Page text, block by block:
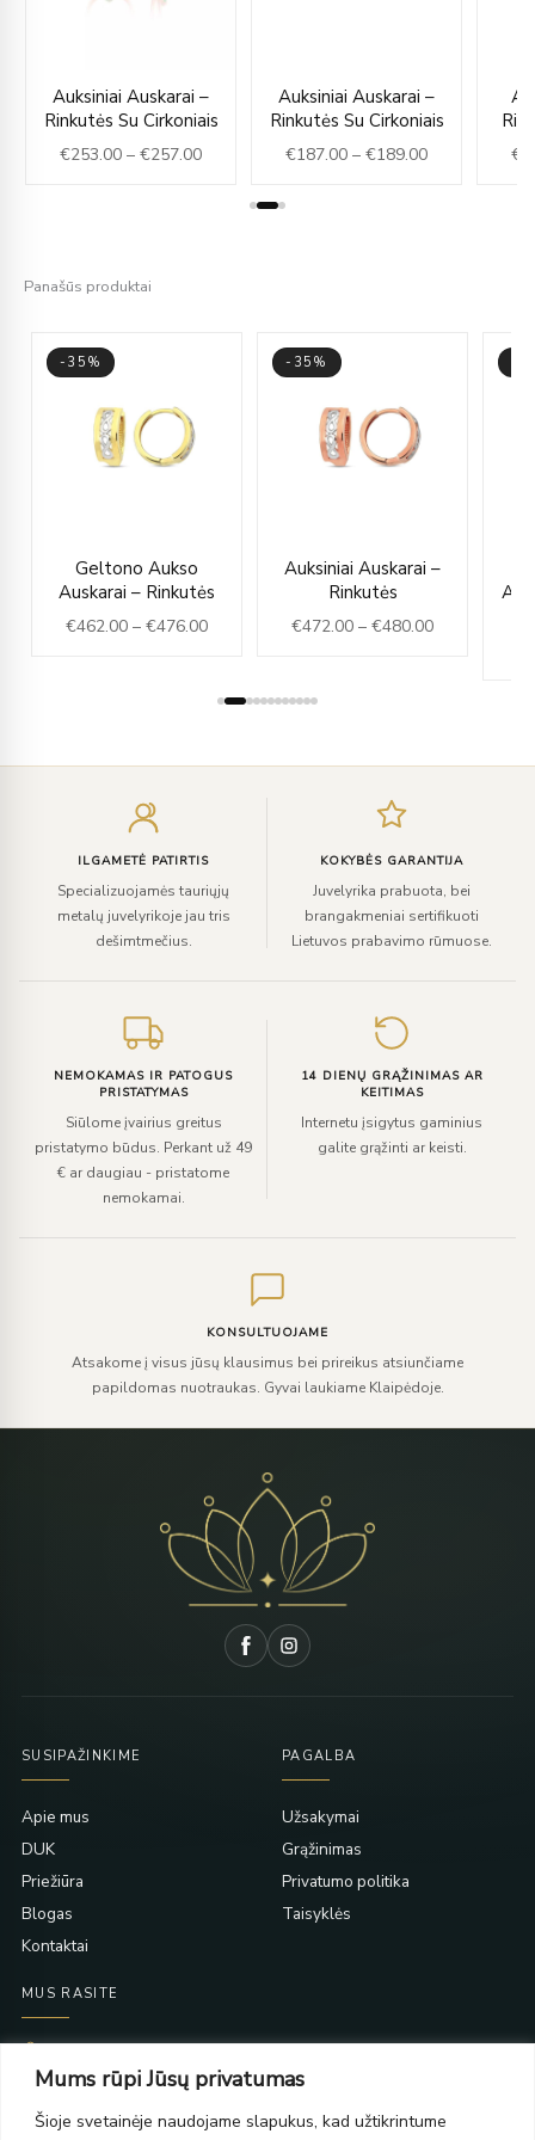
Mums rūpi Jūsų privatumas
Šioje svetainėje naudojame slapukus, kad užtikrintume
Auksiniai Auskarai –
Rinkutės Su Cirkoniais
€253.00 – €257.00
range:
€253.00
through
Auksiniai Auskarai –
Rinkutės Su Cirkoniais
€187.00 – €189.00
range:
€187.00
through
€
Panašūs produktai
-35%
Geltono Aukso
Auskarai – Rinkutės
€462.00 – €476.00
€462.00
through
-35%
Auksiniai Auskarai –
Rinkutės
€472.00 – €480.00
range:
through
ILGAMETĖ PATIRTIS
Specializuojamės tauriųjų
metalų juvelyrikoje jau tris
dešimtmečius.
KOKYBĖS GARANTIJA
Juvelyrika prabuota, bei
brangakmeniai sertifikuoti
Lietuvos prabavimo rūmuose.
NEMOKAMAS IR PATOGUS
PRISTATYMAS
Siūlome įvairius greitus
pristatymo būdus. Perkant už 49
€ ar daugiau - pristatome
nemokamai.
14 DIENŲ GRĄŽINIMAS AR
KEITIMAS
Internetu įsigytus gaminius
galite grąžinti ar keisti.
KONSULTUOJAME
Atsakome į visus jūsų klausimus bei prireikus atsiunčiame
papildomas nuotraukas. Gyvai laukiame Klaipėdoje.
SUSIPAŽINKIME
Apie mus
DUK
Priežiūra
Blogas
Kontaktai
PAGALBA
Užsakymai
Grąžinimas
Privatumo politika
Taisyklės
MUS RASITE
PC Molas, Klaipėda
PC BIG 2, Klaipėda